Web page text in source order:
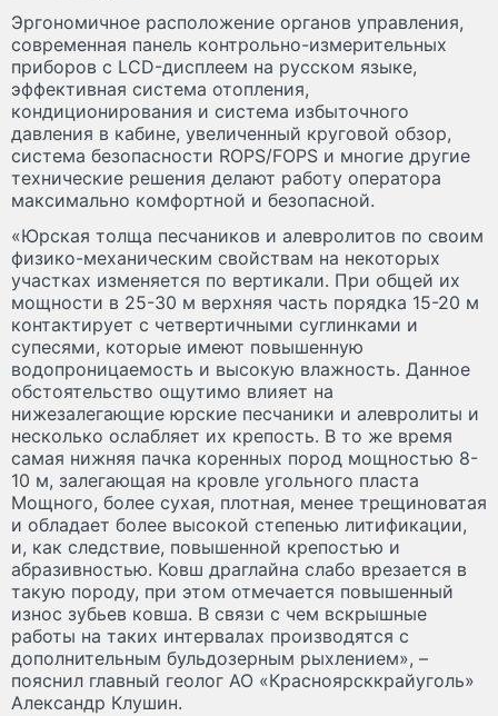
Эргономичное расположение органов управления,
современная панель контрольно-измерительных
приборов с LCD-дисплеем на русском языке,
эффективная система отопления,
кондиционирования и система избыточного
давления в кабине, увеличенный круговой обзор,
система безопасности ROPS/FOPS и многие другие
технические решения делают работу оператора
максимально комфортной и безопасной.
«Юрская толща песчаников и алевролитов по своим
физико-механическим свойствам на некоторых
участках изменяется по вертикали. При общей их
мощности в 25-30 м верхняя часть порядка 15-20 м
контактирует с четвертичными суглинками и
супесями, которые имеют повышенную
водопроницаемость и высокую влажность. Данное
обстоятельство ощутимо влияет на
нижезалегающие юрские песчаники и алевролиты и
несколько ослабляет их крепость. В то же время
самая нижняя пачка коренных пород мощностью 8-
10 м, залегающая на кровле угольного пласта
Мощного, более сухая, плотная, менее трещиноватая
и обладает более высокой степенью литификации,
и, как следствие, повышенной крепостью и
абразивностью. Ковш драглайна слабо врезается в
такую породу, при этом отмечается повышенный
износ зубьев ковша. В связи с чем вскрышные
работы на таких интервалах производятся с
дополнительным бульдозерным рыхлением», –
пояснил главный геолог АО «Красноярсккрайуголь»
Александр Клушин.